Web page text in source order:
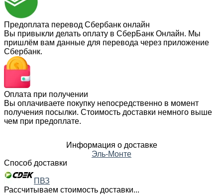
Предоплата перевод Сбербанк онлайн
Вы привыкли делать оплату в СберБанк Онлайн. Мы
пришлём вам данные для перевода через приложение
Сбербанк.
Оплата при получении
Вы оплачиваете покупку непосредственно в момент
получения посылки. Стоимость доставки немного выше
чем при предоплате.
Информация о доставке
Эль-Монте
Способ доставки
ПВЗ
Рассчитываем стоимость доставки...